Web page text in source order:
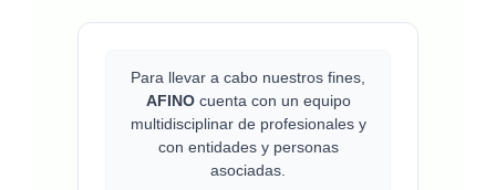
Para llevar a cabo nuestros fines,
AFINOcuenta con un equipo
multidisciplinar de profesionales y
con entidades y personas
asociadas.